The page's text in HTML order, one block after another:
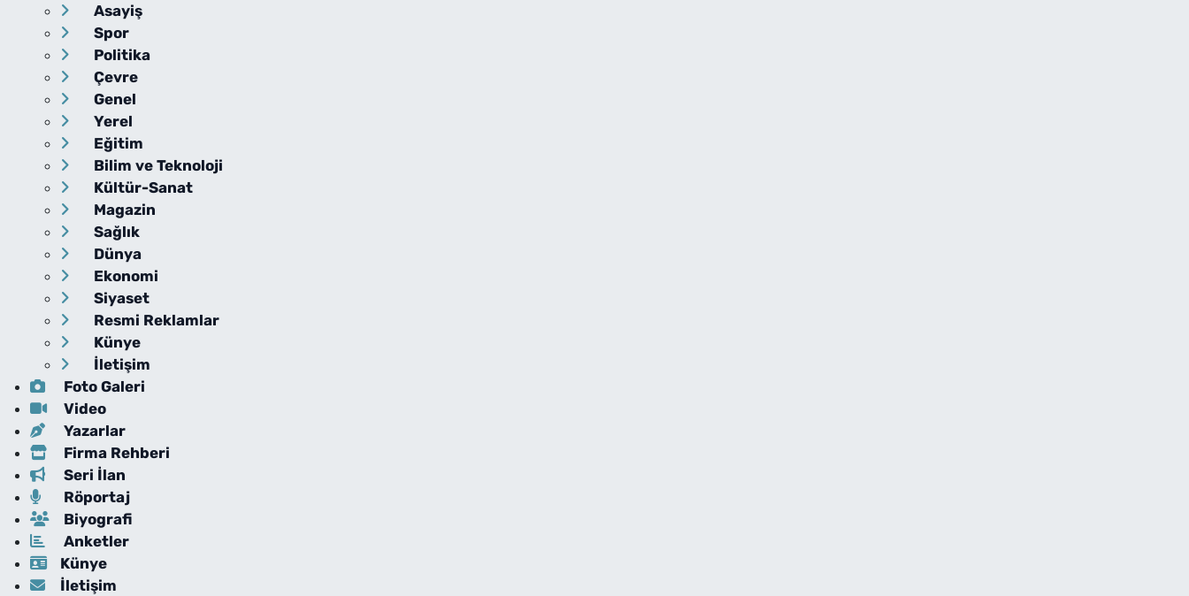
Asayiş
Spor
Politika
Çevre
Genel
Yerel
Eğitim
Bilim ve Teknoloji
Kültür-Sanat
Magazin
Sağlık
Dünya
Ekonomi
Siyaset
Resmi Reklamlar
Künye
İletişim
Foto Galeri
Video
Yazarlar
Firma Rehberi
Seri İlan
Röportaj
Biyografi
Anketler
Künye
İletişim